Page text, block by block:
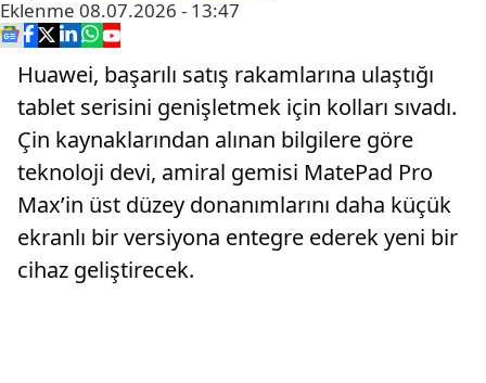
Eklenme 08.07.2026 - 13:47
Huawei, başarılı satış rakamlarına ulaştığı
tablet serisini genişletmek için kolları sıvadı.
Çin kaynaklarından alınan bilgilere göre
teknoloji devi, amiral gemisi MatePad Pro
Max’in üst düzey donanımlarını daha küçük
ekranlı bir versiyona entegre ederek yeni bir
cihaz geliştirecek.